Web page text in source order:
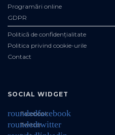
Programări online
GDPR
Politică de confidențialitate
Politica privind cookie-urile
Contact
SOCIAL WIDGET
roundedfacebook
Facebook
roundedtwitter
Twitter